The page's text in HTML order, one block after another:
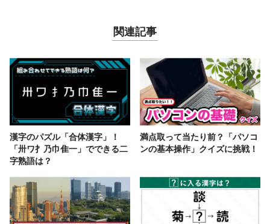
関連記事
漢字のパズル「合体漢字」！
「卅ワ扌乃巾隹一」でできる二
字熟語は？
満点取って当たり前？「パソコ
ンの基本操作」クイズに挑戦！